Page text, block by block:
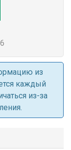
из
каждый
из-за